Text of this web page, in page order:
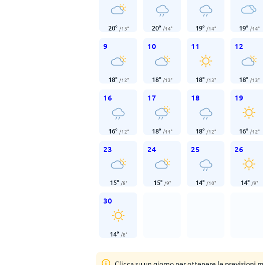
20° /15° 20° /14° 19° /14° 19° /14°
9
18° /12°
10
18° /13°
11
18° /13°
12
18° /13°
16
16° /12°
17
18° /11°
18
18° /12°
19
16° /12°
23
15° /8°
24
15° /9°
25
14° /10°
26
14° /9°
30
14° /8°